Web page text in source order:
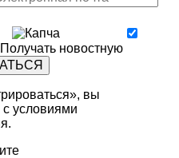
Получать новостную
вы
с условиями
.